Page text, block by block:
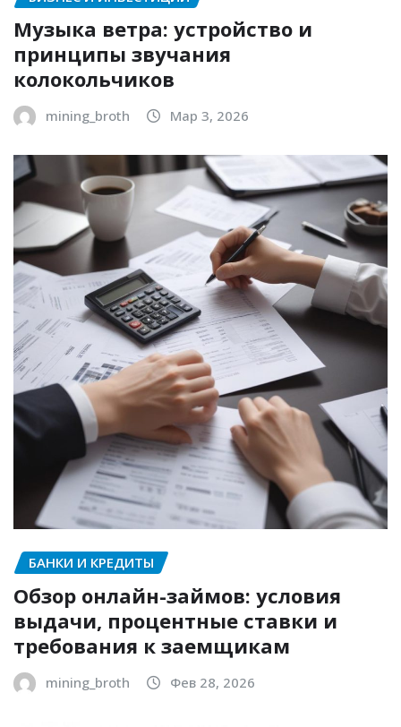
Музыка ветра: устройство и
принципы звучания
колокольчиков
mining_broth Мар 3, 2026
БАНКИ И КРЕДИТЫ
Обзор онлайн-займов: условия
выдачи, процентные ставки и
требования к заемщикам
mining_broth Фев 28, 2026